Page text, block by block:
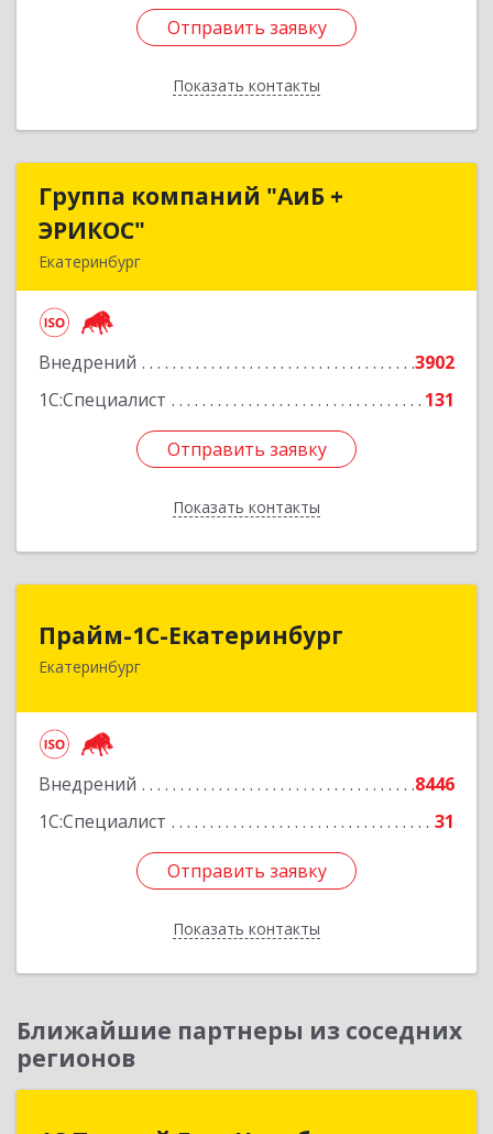
Отправить заявку
Показать контакты
Отправить заявку
Назад
Группа компаний "АиБ +
ЭРИКОС"
Екатеринбург
Внедрений
3902
1С:Специалист
131
Отправить заявку
Показать контакты
Группа компаний "АиБ +
Подробнее
Отправить заявку
Назад
Прайм-1С-Екатеринбург
Екатеринбург
Внедрений
8446
1С:Специалист
31
Отправить заявку
Показать контакты
Прайм-1С-Екатеринбург
620142, Свердловская обл, Екатеринбург г, 8
Отправить заявку
Назад
Ближайшие партнеры из соседних
регионов
1С:Первый Бит, Челябинск